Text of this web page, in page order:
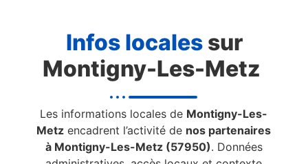
Infos localessur
Montigny-Les-Metz
Les informations locales de Montigny-Les-
Metz encadrent l’activité de nos partenaires
à Montigny-Les-Metz (57950). Données